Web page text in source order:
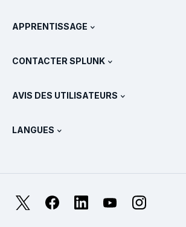
Actualités
Splunk Protects
SURGe
Tarifs
Voir tous les produits
Formation et certification
Boutique Splunk
APPRENTISSAGE
Qu’est-ce qu’OpenTelemetry ?
Métriques pour le SOC
Métriques de fiabilité
CONTACTER SPLUNK
AVIS DES UTILISATEURS
LANGUES
Deutsch
日本語 FacebookLinkedIn YouTubeInstagram